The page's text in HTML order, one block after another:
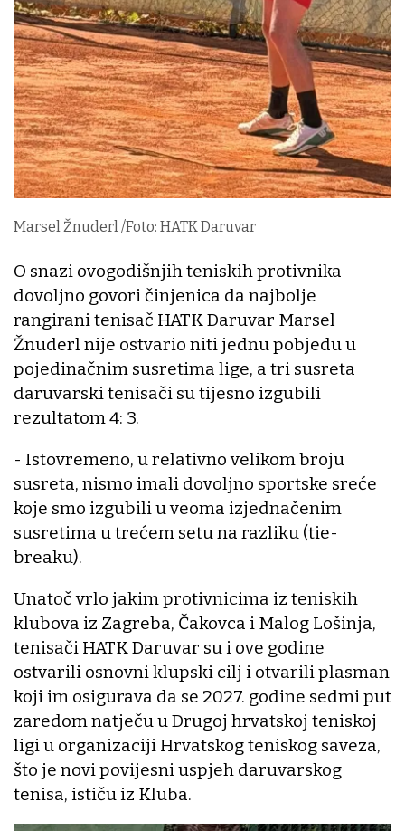
Marsel Žnuderl /Foto: HATK Daruvar
O snazi ovogodišnjih teniskih protivnika
dovoljno govori činjenica da najbolje
rangirani tenisač HATK Daruvar Marsel
Žnuderl nije ostvario niti jednu pobjedu u
pojedinačnim susretima lige, a tri susreta
daruvarski tenisači su tijesno izgubili
rezultatom 4: 3.
- Istovremeno, u relativno velikom broju
susreta, nismo imali dovoljno sportske sreće
koje smo izgubili u veoma izjednačenim
susretima u trećem setu na razliku (tie-
breaku).
Unatoč vrlo jakim protivnicima iz teniskih
klubova iz Zagreba, Čakovca i Malog Lošinja,
tenisači HATK Daruvar su i ove godine
ostvarili osnovni klupski cilj i otvarili plasman
koji im osigurava da se 2027. godine sedmi put
zaredom natječu u Drugoj hrvatskoj teniskoj
ligi u organizaciji Hrvatskog teniskog saveza,
što je novi povijesni uspjeh daruvarskog
tenisa, ističu iz Kluba.